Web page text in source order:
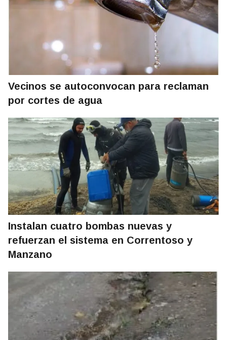
Vecinos se autoconvocan para reclaman
por cortes de agua
Instalan cuatro bombas nuevas y
refuerzan el sistema en Correntoso y
Manzano